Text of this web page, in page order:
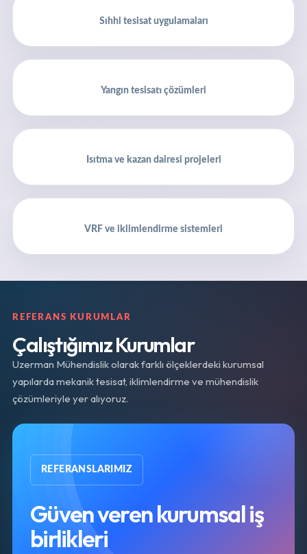
Sıhhi tesisat uygulamaları
Yangın tesisatı çözümleri
Isıtma ve kazan dairesi projeleri
VRF ve iklimlendirme sistemleri
REFERANS KURUMLAR
Çalıştığımız Kurumlar
Uzerman Mühendislik olarak farklı ölçeklerdeki kurumsal
yapılarda mekanik tesisat, iklimlendirme ve mühendislik
çözümleriyle yer alıyoruz.
REFERANSLARIMIZ
Güven veren kurumsal iş
birlikleri